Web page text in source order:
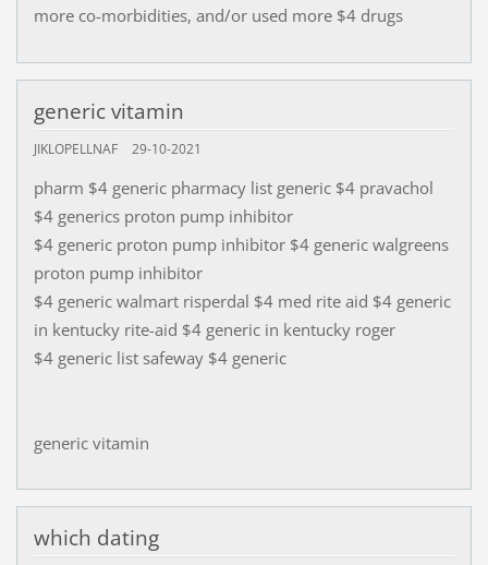
more co-morbidities, and/or used more $4 drugs
generic vitamin
JIKLOPELLNAF 29-10-2021
pharm $4 generic pharmacy list generic $4 pravachol
$4 generics proton pump inhibitor
$4 generic proton pump inhibitor $4 generic walgreens
proton pump inhibitor
$4 generic walmart risperdal $4 med rite aid $4 generic
in kentucky rite-aid $4 generic in kentucky roger
$4 generic list safeway $4 generic
generic vitamin
which dating